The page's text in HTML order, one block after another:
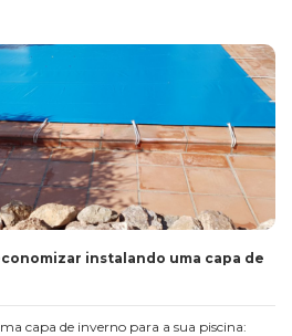
instalando uma capa de
capa de inverno para a sua piscina: